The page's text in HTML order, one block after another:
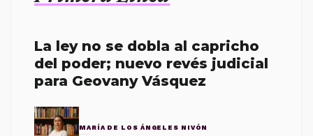
La ley no se dobla al capricho
del poder; nuevo revés judicial
para Geovany Vásquez
MARÍA DE LOS ÁNGELES NIVÓN